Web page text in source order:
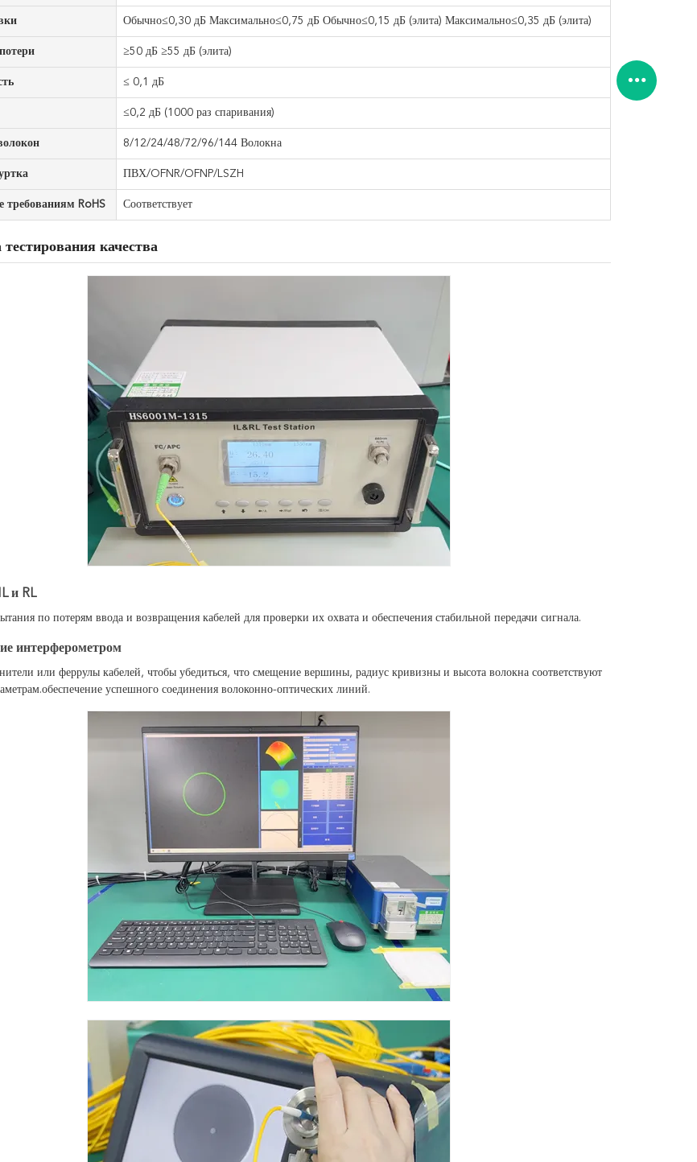
Обычно≤0,30 дБ Максимально≤0,75 дБ Обычно≤0,15 дБ (элита) Максимально≤0,35 дБ (элита)
≥50 дБ ≥55 дБ (элита)
≤ 0,1 дБ
≤0,2 дБ (1000 раз спаривания)
8/12/24/48/72/96/144 Волокна
ПВХ/OFNR/OFNP/LSZH
требованиям RoHS Соответствует
качества
и RL
по потерям ввода и возвращения кабелей для проверки их охвата и обеспечения стабильной передачи сигнала.
интерферометром
или феррулы кабелей, чтобы убедиться, что смещение вершины, радиус кривизны и высота волокна соответствуют
успешного соединения волоконно-оптических линий.